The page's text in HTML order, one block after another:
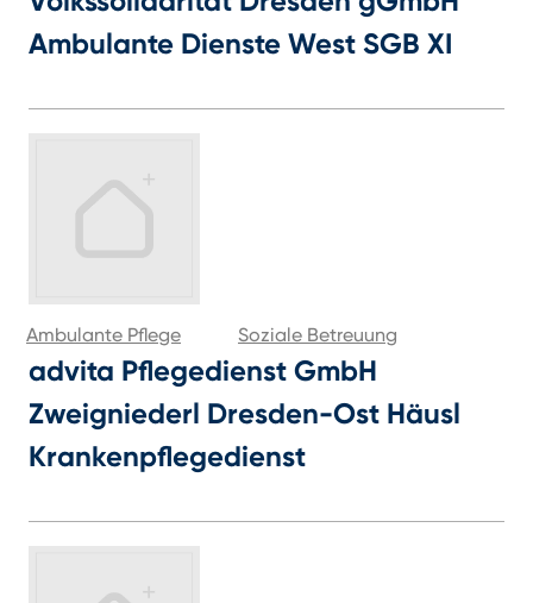
Ambulante Dienste West SGB XI
Ambulante Pflege Soziale Betreuung
advita Pflegedienst GmbH
Zweigniederl Dresden-Ost Häusl
Krankenpflegedienst